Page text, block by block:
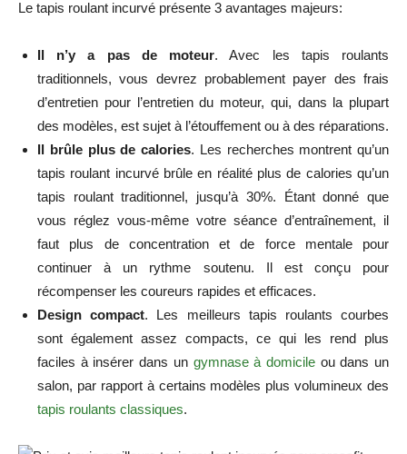
Le tapis roulant incurvé présente 3 avantages majeurs:
Il n’y a pas de moteur. Avec les tapis roulants
traditionnels, vous devrez probablement payer des frais
d’entretien pour l’entretien du moteur, qui, dans la plupart
des modèles, est sujet à l’étouffement ou à des réparations.
Il brûle plus de calories. Les recherches montrent qu’un
tapis roulant incurvé brûle en réalité plus de calories qu’un
tapis roulant traditionnel, jusqu’à 30%. Étant donné que
vous réglez vous-même votre séance d’entraînement, il
faut plus de concentration et de force mentale pour
continuer à un rythme soutenu. Il est conçu pour
récompenser les coureurs rapides et efficaces.
Design compact. Les meilleurs tapis roulants courbes
sont également assez compacts, ce qui les rend plus
faciles à insérer dans un gymnase à domicileou dans un
salon, par rapport à certains modèles plus volumineux des
tapis roulants classiques.